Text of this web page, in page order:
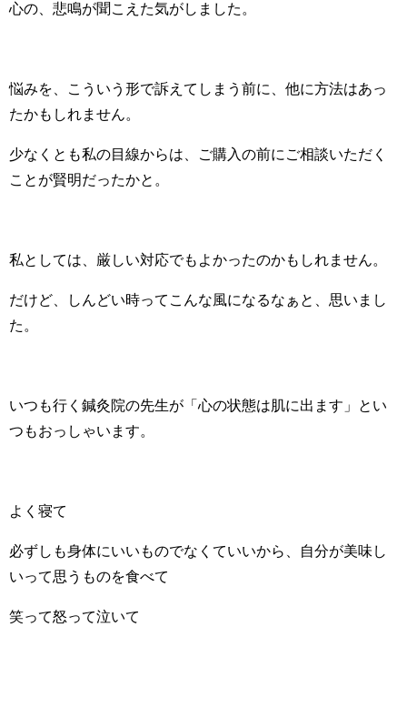
心の、悲鳴が聞こえた気がしました。
悩みを、こういう形で訴えてしまう前に、他に方法はあっ
たかもしれません。
少なくとも私の目線からは、ご購入の前にご相談いただく
ことが賢明だったかと。
私としては、厳しい対応でもよかったのかもしれません。
だけど、しんどい時ってこんな風になるなぁと、思いまし
た。
いつも行く鍼灸院の先生が「心の状態は肌に出ます」とい
つもおっしゃいます。
よく寝て
必ずしも身体にいいものでなくていいから、自分が美味し
いって思うものを食べて
笑って怒って泣いて